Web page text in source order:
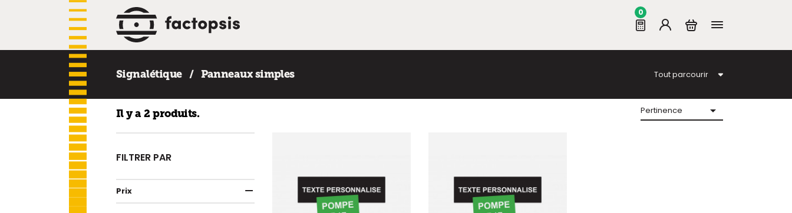
0
Signalétique Panneaux simples Tout parcourir
Il y a 2 produits. Pertinence 
FILTRER PAR
Prix